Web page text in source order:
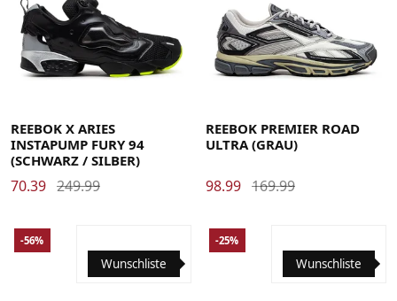
REEBOK X ARIES
INSTAPUMP FURY 94
(SCHWARZ / SILBER)
70.39 249.99
3636.537.538.5394040.541
REEBOK PREMIER ROAD
ULTRA (GRAU)
98.99 169.99
Wunschliste
-56%
Wunschliste
-25%